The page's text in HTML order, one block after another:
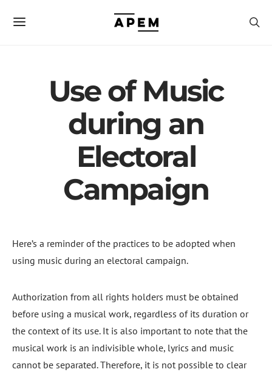
Use of Music
during an
Electoral
Campaign
Here’s a reminder of the practices to be adopted when
using music during an electoral campaign.
Authorization from all rights holders must be obtained
before using a musical work, regardless of its duration or
the context of its use. It is also important to note that the
musical work is an indivisible whole, lyrics and music
cannot be separated. Therefore, it is not possible to clear